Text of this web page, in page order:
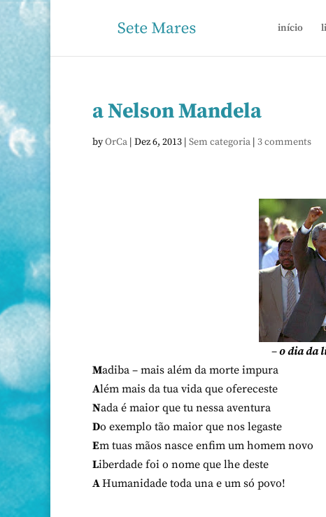
início
a Nelson Mandela
byOrCa | Dez 6, 2013 | Sem categoria | 3 comments
–o dia da
Madiba – mais além da morte impura
Além mais da tua vida que ofereceste
Nada é maior que tu nessa aventura
Do exemplo tão maior que nos legaste
Em tuas mãos nasce enfim um homem novo
Liberdade foi o nome que lhe deste
AHumanidade toda una e um só povo!